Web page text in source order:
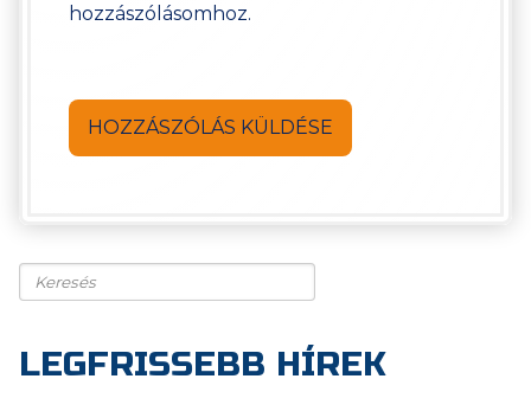
hozzászólásomhoz.
Keresés
LEGFRISSEBB HÍREK